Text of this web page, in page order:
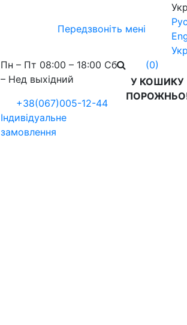
Передзвоніть мені
Укр
Пн – Пт 08:00 – 18:00 Сб
– Нед выхідний
+38(067)005-12-44
Індивідуальне
замовлення
(0)
У КОШИКУ